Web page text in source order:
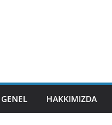
GENEL HAKKIMIZDA